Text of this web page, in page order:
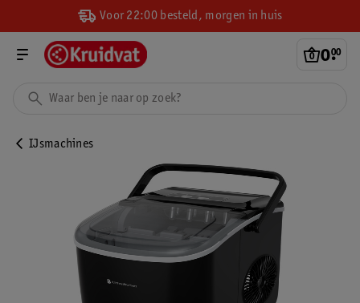
Voor 22:00 besteld, morgen in huis
0.
00
IJsmachines